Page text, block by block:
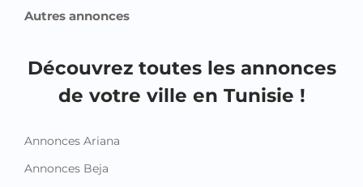
Autres annonces
Découvrez toutes les annonces
de votre ville en Tunisie !
Annonces Ariana
Annonces Beja